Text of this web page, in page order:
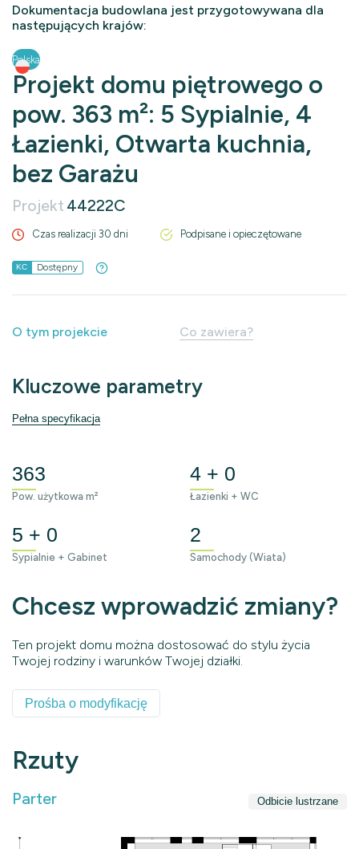
Dokumentacja budowlana jest przygotowywana dla
następujących krajów:
Polska
Projekt domu piętrowego o
pow. 363 m²: 5 Sypialnie, 4
Łazienki, Otwarta kuchnia,
bez Garażu
Projekt 44222C
Czas realizacji 30 dni Podpisane i opieczętowane
KC Dostępny
O tym projekcie Co zawiera?
Kluczowe parametry
Pełna specyfikacja
363
Pow. użytkowa m²
4 + 0
Łazienki + WC
5 + 0
Sypialnie + Gabinet
2
Samochody (Wiata)
Chcesz wprowadzić zmiany?
Ten projekt domu można dostosować do stylu życia
Twojej rodziny i warunków Twojej działki.
Prośba o modyfikację
Rzuty
Parter Odbicie lustrzane